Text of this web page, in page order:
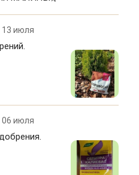
13 июля
06 июля